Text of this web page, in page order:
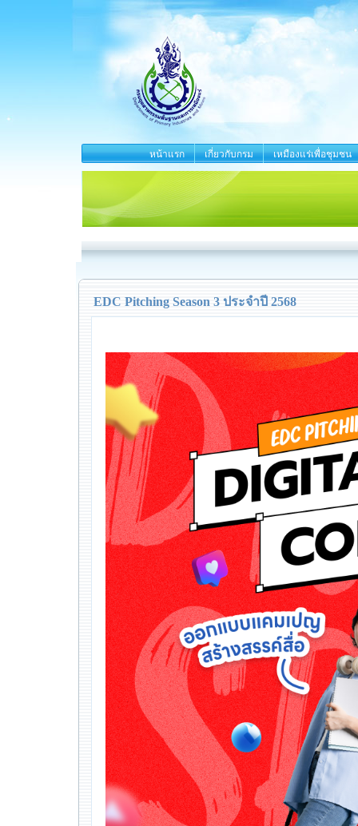
หน้าแรก เกี่ยวกับกรม เหมืองแร่เพื่อชุมชน
EDC Pitching Season 3 ประจำปี 2568